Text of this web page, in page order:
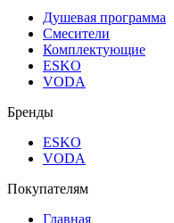
Душевая программа
Смесители
Комплектующие
ESKO
VODA
Бренды
ESKO
VODA
Покупателям
Главная